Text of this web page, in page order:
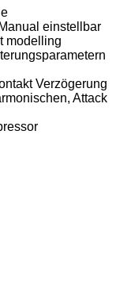
einstellbar
modelling
Verzögerung
Attack